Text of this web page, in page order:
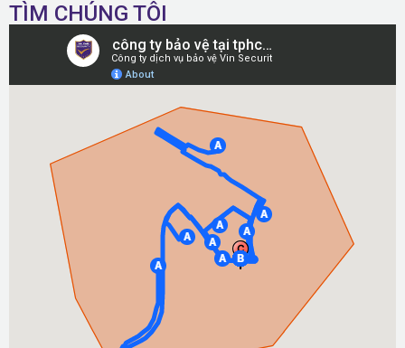
TÌM CHÚNG TÔI